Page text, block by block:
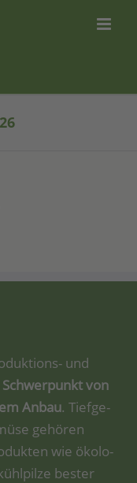
und
Schwer­punkt von
Anbau. Tief­ge­
gehö­ren
wie öko­lo­
bes­ter